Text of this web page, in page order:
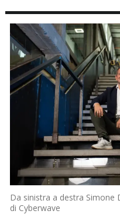
Da sinistra a destra
di Cyberwave